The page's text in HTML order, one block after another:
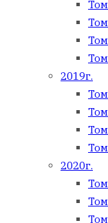
2019г.
2020г.